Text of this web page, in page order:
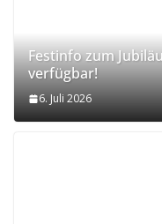
Festinfo zum
verfügbar!
6. Juli 2026